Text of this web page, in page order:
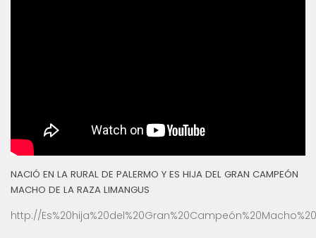
NACIÓ EN LA RURAL DE PALERMO Y ES HIJA DEL GRAN CAMPEÓN
MACHO DE LA RAZA LIMANGUS
http://